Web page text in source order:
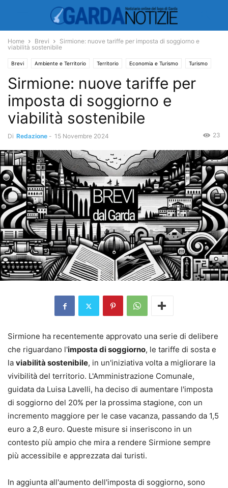
Home Brevi
Sirmione: nuove tariffe per imposta di soggiorno e
viabilità sostenibile
Brevi Ambiente e Territorio Territorio Economia e Turismo Turismo
Sirmione: nuove tariffe per
imposta di soggiorno e
viabilità sostenibile
Di Redazione - 15 Novembre 2024 23
Sirmione ha recentemente approvato una serie di delibere
che riguardano l'imposta di soggiorno, le tariffe di sosta e
la viabilità sostenibile, in un'iniziativa volta a migliorare la
vivibilità del territorio. L'Amministrazione Comunale,
guidata da Luisa Lavelli, ha deciso di aumentare l'imposta
di soggiorno del 20% per la prossima stagione, con un
incremento maggiore per le case vacanza, passando da 1,5
euro a 2,8 euro. Queste misure si inseriscono in un
contesto più ampio che mira a rendere Sirmione sempre
più accessibile e apprezzata dai turisti.
In aggiunta all'aumento dell'imposta di soggiorno, sono